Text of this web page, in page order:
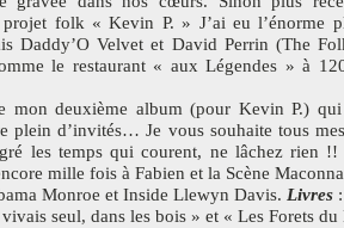
folk « Kevin P. » J’ai eu l’énorme
Daddy’O Velvet et David Perrin (The
le restaurant « aux Légendes » à
mon deuxième album (pour Kevin P.)
plein d’invités… Je vous souhaite tous
les temps qui courent, ne lâchez rien
mille fois à Fabien et la Scène
Monroe et Inside Llewyn Davis. Livres
seul, dans les bois » et « Les Forets